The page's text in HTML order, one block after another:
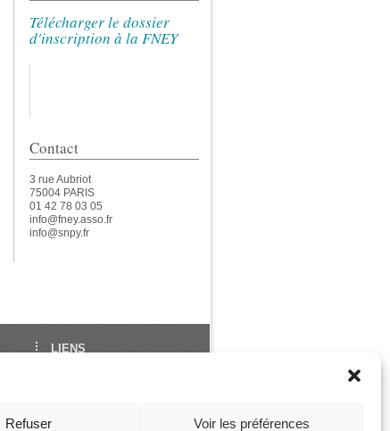
Refuser Voir les préférences
Télécharger le dossier
d'inscription à la FNEY
Contact
3 rue Aubriot
75004 PARIS
01 42 78 03 05
info@fney.asso.fr
info@snpy.fr
LIENS
Les Assises de La FNEY